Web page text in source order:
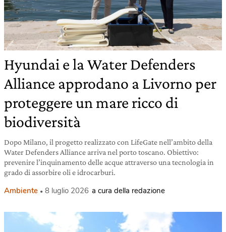
Hyundai e la Water Defenders
Alliance approdano a Livorno per
proteggere un mare ricco di
biodiversità
Dopo Milano, il progetto realizzato con LifeGate nell’ambito della
Water Defenders Alliance arriva nel porto toscano. Obiettivo:
prevenire l’inquinamento delle acque attraverso una tecnologia in
grado di assorbire oli e idrocarburi.
Ambiente 8 luglio 2026 a cura della redazione